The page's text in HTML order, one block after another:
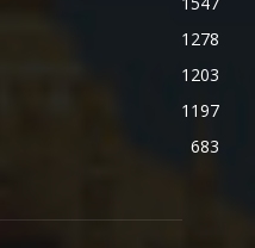
1278
1203
1197
683